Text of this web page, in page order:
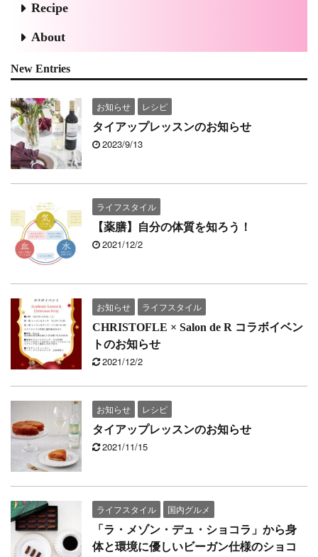
Recipe
About
New Entries
お知らせ
レシピ
タイアップレッスンのお知らせ
2023/9/13
ライフスタイル
【薬膳】自分の体質を知ろう！
2021/12/2
お知らせ
ライフスタイル
CHRISTOFLE × Salon de R コラボイベン
トのお知らせ
2021/12/2
お知らせ
レシピ
タイアップレッスンのお知らせ
2021/11/15
ライフスタイル
国内グルメ
「ラ・メゾン・デュ・ショコラ」から身
体と環境に優しいビーガン仕様のショコ